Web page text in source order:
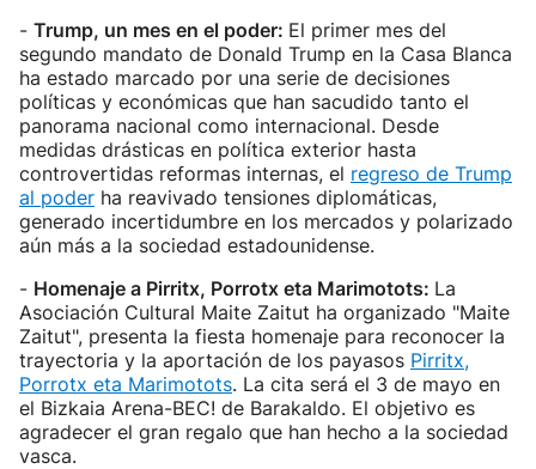
- Trump, un mes en el poder: El primer mes del
segundo mandato de Donald Trump en la Casa Blanca
ha estado marcado por una serie de decisiones
políticas y económicas que han sacudido tanto el
panorama nacional como internacional. Desde
medidas drásticas en política exterior hasta
controvertidas reformas internas, el regreso de Trump
al poder ha reavivado tensiones diplomáticas,
generado incertidumbre en los mercados y polarizado
aún más a la sociedad estadounidense.
- Homenaje a Pirritx, Porrotx eta Marimotots: La
Asociación Cultural Maite Zaitut ha organizado "Maite
Zaitut", presenta la fiesta homenaje para reconocer la
trayectoria y la aportación de los payasos Pirritx,
Porrotx eta Marimotots. La cita será el 3 de mayo en
el Bizkaia Arena-BEC! de Barakaldo. El objetivo es
agradecer el gran regalo que han hecho a la sociedad
vasca.